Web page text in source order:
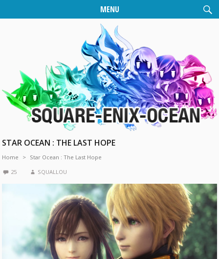
MENU
STAR OCEAN : THE LAST HOPE
Home
Star Ocean : The Last Hope
25
SQUALLOU